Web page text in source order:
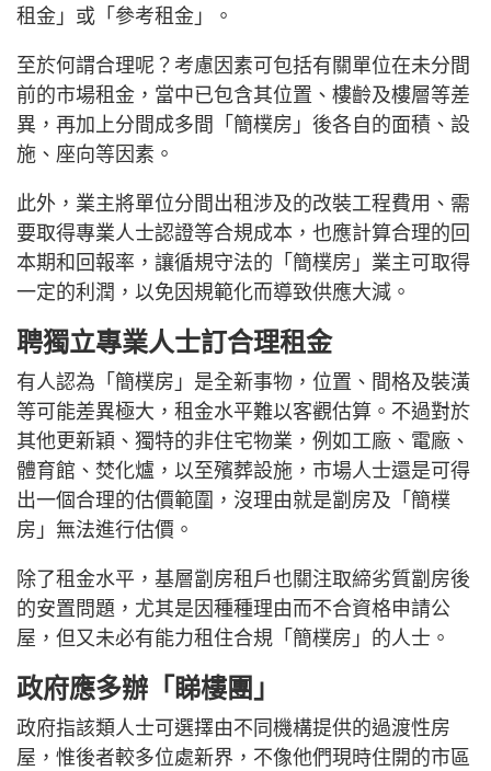
租金」或「參考租金」。
至於何謂合理呢？考慮因素可包括有關單位在未分間
前的市場租金，當中已包含其位置、樓齡及樓層等差
異，再加上分間成多間「簡樸房」後各自的面積、設
施、座向等因素。
此外，業主將單位分間出租涉及的改裝工程費用、需
要取得專業人士認證等合規成本，也應計算合理的回
本期和回報率，讓循規守法的「簡樸房」業主可取得
一定的利潤，以免因規範化而導致供應大減。
聘獨立專業人士訂合理租金
有人認為「簡樸房」是全新事物，位置、間格及裝潢
等可能差異極大，租金水平難以客觀估算。不過對於
其他更新穎、獨特的非住宅物業，例如工廠、電廠、
體育館、焚化爐，以至殯葬設施，市場人士還是可得
出一個合理的估價範圍，沒理由就是劏房及「簡樸
房」無法進行估價。
除了租金水平，基層劏房租戶也關注取締劣質劏房後
的安置問題，尤其是因種種理由而不合資格申請公
屋，但又未必有能力租住合規「簡樸房」的人士。
政府應多辦「睇樓團」
政府指該類人士可選擇由不同機構提供的過渡性房
屋，惟後者較多位處新界，不像他們現時住開的市區